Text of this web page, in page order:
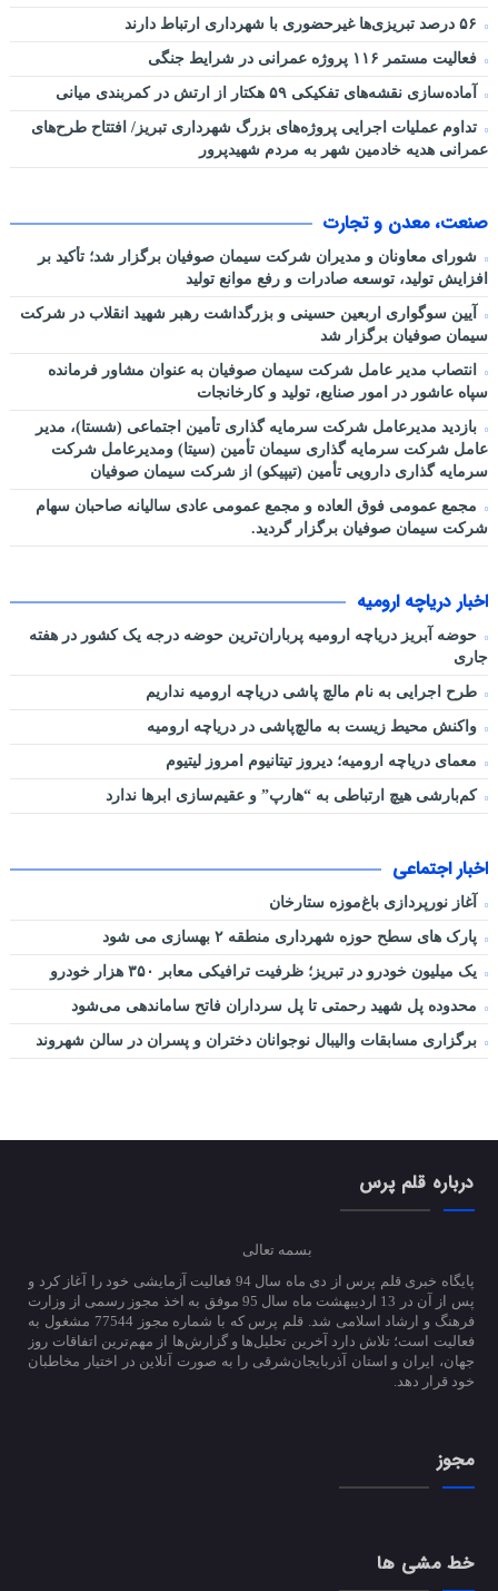
فعالیت مستمر ۱۱۶ پروژه عمرانی در شرایط جنگی
آماده‌سازی نقشه‌های تفکیکی ۵۹ هکتار از ارتش در کمربندی میانی
تداوم عملیات اجرایی پروژه‌های بزرگ شهرداری تبریز/ افتتاح طرح‌های
عمرانی هدیه خادمین شهر به مردم شهیدپرور
صنعت، معدن و تجارت
شورای معاونان و مدیران شرکت سیمان صوفیان برگزار شد؛ تأکید بر
افزایش تولید، توسعه صادرات و رفع موانع تولید
آیین سوگواری اربعین حسینی و بزرگداشت رهبر شهید انقلاب در شرکت
سیمان صوفیان برگزار شد
انتصاب مدیر عامل شرکت سیمان صوفیان به عنوان مشاور فرمانده
سپاه عاشور در امور صنایع، تولید و کارخانجات
بازدید مدیرعامل شرکت سرمایه گذاری تأمین اجتماعی (شستا)، مدیر
عامل شرکت سرمایه گذاری سیمان تأمین (سیتا) ومدیرعامل شرکت
سرمایه گذاری دارویی تأمین (تیپیکو) از شرکت سیمان صوفیان
مجمع عمومی فوق العاده و مجمع عمومی عادی سالیانه صاحبان سهام
شرکت سیمان صوفیان برگزار گردید.
اخبار دریاچه ارومیه
حوضه آبریز دریاچه ارومیه پرباران‌ترین حوضه‌ درجه یک کشور در هفته
جاری
طرح اجرایی به نام مالچ پاشی دریاچه ارومیه نداریم
واکنش محیط زیست به مالچ‌پاشی در دریاچه ارومیه
معمای دریاچه ارومیه؛ دیروز تیتانیوم امروز لیتیوم
کم‌بارشی هیچ ارتباطی به “هارپ” و عقیم‌سازی ابرها ندارد
اخبار اجتماعی
آغاز نورپردازی باغ‌موزه ستارخان
پارک های سطح حوزه شهرداری منطقه ۲ بهسازی می شود
یک میلیون خودرو در تبریز؛ ظرفیت ترافیکی معابر ۳۵۰ هزار خودرو
محدوده پل شهید رحمتی تا پل سرداران فاتح ساماندهی می‌شود
برگزاری مسابقات والیبال نوجوانان دختران و پسران در سالن شهروند
درباره قلم پرس
بسمه تعالی
پایگاه خبری قلم پرس از دی ماه سال 94 فعالیت آزمایشی خود را آغاز کرد و
پس از آن در 13 اردیبهشت ماه سال 95 موفق به اخذ مجوز رسمی از وزارت
فرهنگ و ارشاد اسلامی شد. قلم پرس که با شماره مجوز 77544 مشغول به
فعالیت است؛ تلاش دارد آخرین تحلیل‌ها و گزارش‌ها از مهم‌ترین اتفاقات روز
جهان، ایران و استان آذربایجان‌شرقی را به صورت آنلاین در اختیار مخاطبان
خود قرار دهد.
مجوز
خط مشی ها